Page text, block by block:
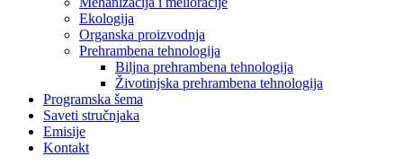
Ekologija
Organska proizvodnja
Prehrambena tehnologija
Biljna prehrambena tehnologija
Životinjska prehrambena tehnologija
Programska šema
Saveti stručnjaka
Emisije
Kontakt